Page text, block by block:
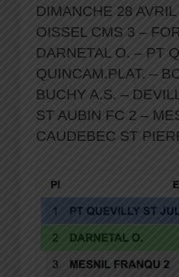
DIMANCHE 28
OISSEL CMS 3 –
DARNETAL O. – PT
QUINCAM.PLAT. –
BUCHY A.S. –
ST AUBIN FC 2 –
CAUDEBEC ST